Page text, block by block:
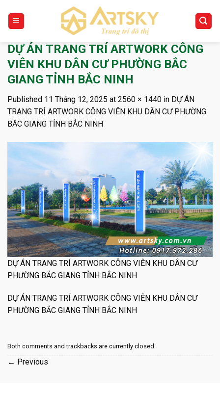
content
DỰ ÁN TRANG TRÍ ARTWORK CÔNG
VIÊN KHU DÂN CƯ PHƯỜNG BẮC
GIANG TỈNH BẮC NINH
Published 11 Tháng 12, 2025 at 2560 × 1440 in DỰ ÁN
TRANG TRÍ ARTWORK CÔNG VIÊN KHU DÂN CƯ PHƯỜNG
BẮC GIANG TỈNH BẮC NINH
DỰ ÁN TRANG TRÍ ARTWORK CÔNG VIÊN KHU DÂN CƯ
PHƯỜNG BẮC GIANG TỈNH BẮC NINH
DỰ ÁN TRANG TRÍ ARTWORK CÔNG VIÊN KHU DÂN CƯ
PHƯỜNG BẮC GIANG TỈNH BẮC NINH
Both comments and trackbacks are currently closed.
← Previous